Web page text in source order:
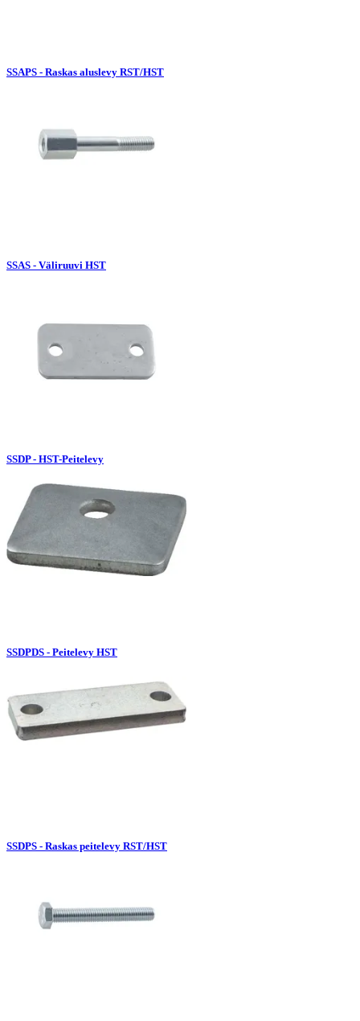
SSAPS - Raskas aluslevy RST/HST
SSAS - Väliruuvi HST
SSDP - HST-Peitelevy
SSDPDS - Peitelevy HST
SSDPS - Raskas peitelevy RST/HST